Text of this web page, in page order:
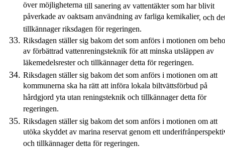
över möjligheterna till sanering av vattentäkter som har blivit
påverkade av oaktsam användning av farliga kemikalier, och
tillkännagerriksdagen för regeringen.
Riksdagen ställer sig bakom det som anförs i motionen om
av förbättrad vattenreningsteknik för att minska utsläppen av
läkemedelsrester och tillkännager detta för regeringen.
Riksdagen ställer sig bakom det som anförs i motionen om att
kommunerna ska ha rätt att införa lokala biltvättsförbud på
hårdgjord yta utan reningsteknik och tillkännager detta för
regeringen.
Riksdagen ställer sig bakom det som anförs i motionen om att
utöka skyddet av marina reservat genom ett
och tillkännager detta för regeringen.